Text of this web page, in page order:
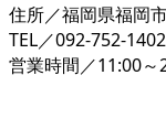
住所／福岡県福岡
TEL／092-752-1402
営業時間／11:00